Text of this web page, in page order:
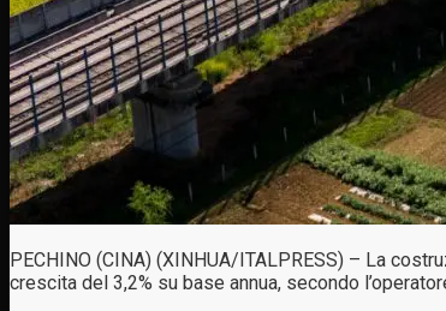
PECHINO (CINA) (XINHUA/ITALPRESS) – La
crescita del 3,2% su base annua, secondo